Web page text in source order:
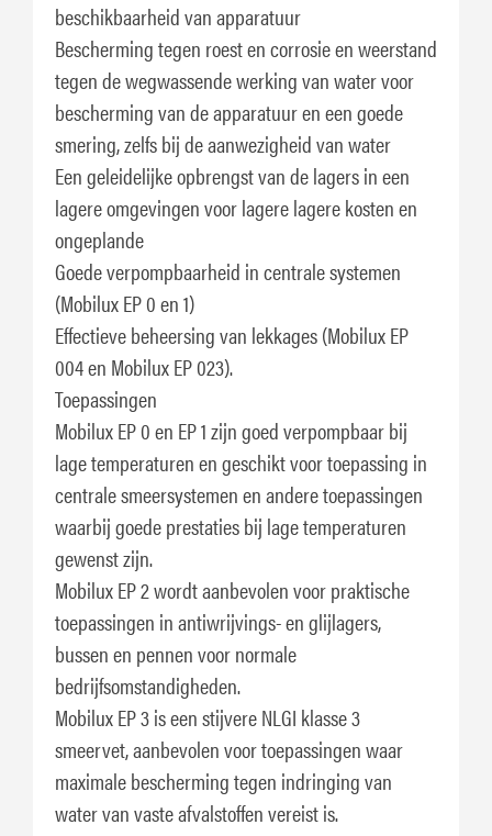
beschikbaarheid van apparatuur
Bescherming tegen roest en corrosie en weerstand
tegen de wegwassende werking van water voor
bescherming van de apparatuur en een goede
smering, zelfs bij de aanwezigheid van water
Een geleidelijke opbrengst van de lagers in een
lagere omgevingen voor lagere lagere kosten en
ongeplande
Goede verpompbaarheid in centrale systemen
(Mobilux EP 0 en 1)
Effectieve beheersing van lekkages (Mobilux EP
004 en Mobilux EP 023).
Toepassingen
Mobilux EP 0 en EP 1 zijn goed verpompbaar bij
lage temperaturen en geschikt voor toepassing in
centrale smeersystemen en andere toepassingen
waarbij goede prestaties bij lage temperaturen
gewenst zijn.
Mobilux EP 2 wordt aanbevolen voor praktische
toepassingen in antiwrijvings- en glijlagers,
bussen en pennen voor normale
bedrijfsomstandigheden.
Mobilux EP 3 is een stijvere NLGI klasse 3
smeervet, aanbevolen voor toepassingen waar
maximale bescherming tegen indringing van
water van vaste afvalstoffen vereist is.